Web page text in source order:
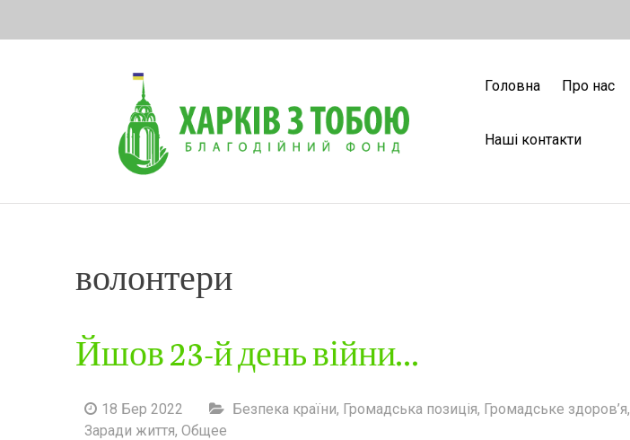
Головна
Про нас
Наші контакти
волонтери
Йшов 23-й день війни…
18 Бер 2022 Безпека країни, Громадська позиція, Громадське здоров’я,
Заради життя, Общее